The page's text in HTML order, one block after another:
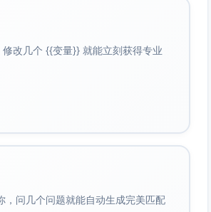
条未完全覆盖或存在行未触达。
响应逻辑未被触发到行级别。
。
导致发布前质量门禁对失败响应场
改几个 {{变量}} 就能立刻获得专业
，问几个问题就能自动生成完美匹配